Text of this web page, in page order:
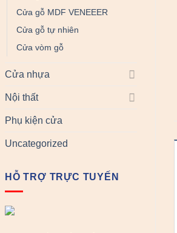
Cửa gỗ MDF VENEEER
Cửa gỗ tự nhiên
Cửa vòm gỗ
Cửa nhựa
Nội thất
Phụ kiện cửa
Uncategorized
HỖ TRỢ TRỰC TUYẾN